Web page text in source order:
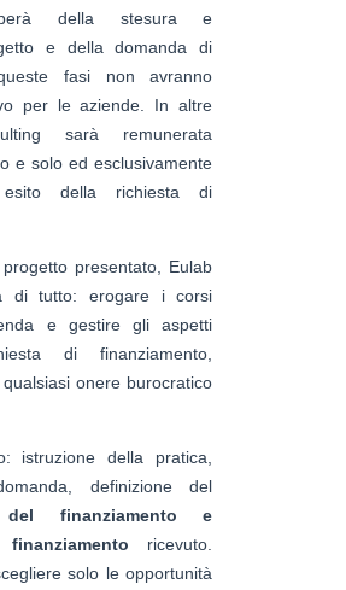
della stesura e
e della domanda di
fasi non avranno
per le aziende. In altre
sarà remunerata
e solo ed esclusivamente
della richiesta di
progetto presentato, Eulab
di tutto: erogare i corsi
e gestire gli aspetti
di finanziamento,
onere burocratico
istruzione della pratica,
definizione del
del finanziamento e
ricevuto.
solo le opportunità